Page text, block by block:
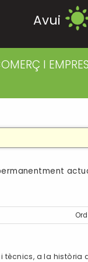
Avui
Divendres
Diumenge
I
tècnics, a la història